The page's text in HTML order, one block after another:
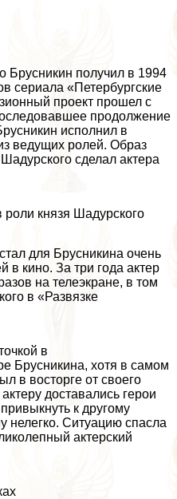
Брусникин получил в 1994
сериала «Петербургские
проект прошел с
продолжение
исполнил в
ведущих ролей. Образ
сделал актера
князя Шадурского
для Брусникина очень
в кино. За три года актер
на телеэкране, в том
в «Развязке
в
Брусникина, хотя в самом
в восторге от своего
доставались герои
к другому
нелегко. Ситуацию спасла
актерский